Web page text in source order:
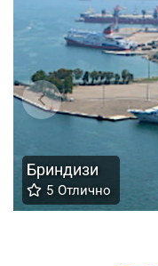
Бриндизи
5 Отлично